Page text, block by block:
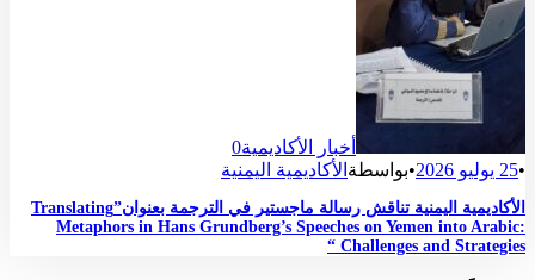
أخبار الأكاديمية0
•25 يوليو 2026 •بواسطة الأكاديمية اليمنية
الأكاديمية اليمنية تناقش رسالة ماجستير في الترجمة بعنوان”Translating
Metaphors in Hans Grundberg’s Speeches on Yemen into Arabic:
Challenges and Strategies “